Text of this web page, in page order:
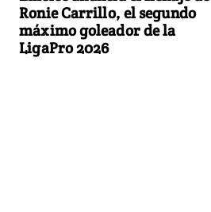
Ronie Carrillo, el segundo
máximo goleador de la
LigaPro 2026